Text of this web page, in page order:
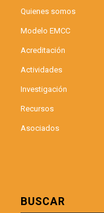
Quienes somos
Modelo EMCC
Acreditación
Actividades
Investigación
Recursos
Asociados
BUSCAR